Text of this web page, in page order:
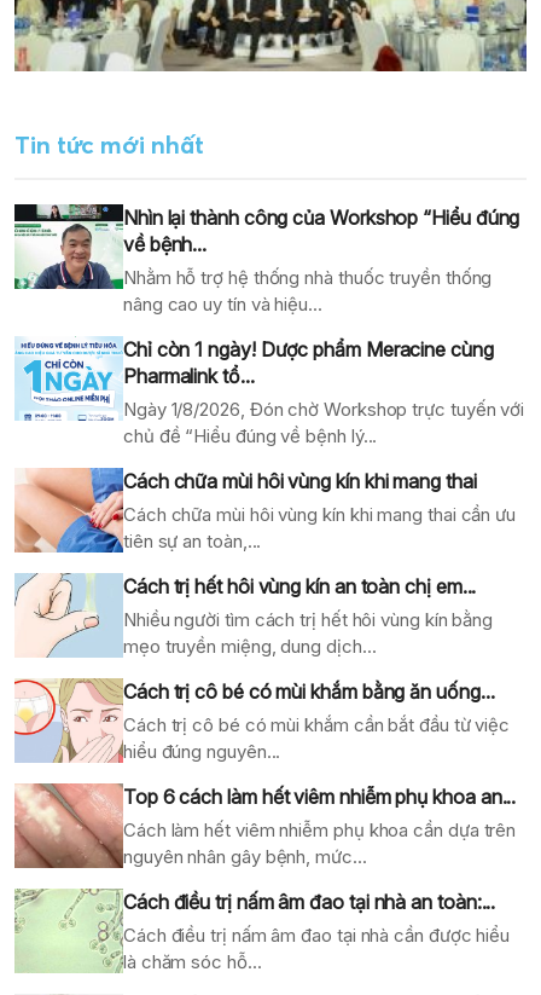
Tin tức mới nhất
Nhìn lại thành công của Workshop “Hiểu đúng
về bệnh...
Nhằm hỗ trợ hệ thống nhà thuốc truyền thống
nâng cao uy tín và hiệu...
Chỉ còn 1 ngày! Dược phẩm Meracine cùng
Pharmalink tổ...
Ngày 1/8/2026, Đón chờ Workshop trực tuyến với
chủ đề “Hiểu đúng về bệnh lý...
Cách chữa mùi hôi vùng kín khi mang thai
Cách chữa mùi hôi vùng kín khi mang thai cần ưu
tiên sự an toàn,...
Cách trị hết hôi vùng kín an toàn chị em...
Nhiều người tìm cách trị hết hôi vùng kín bằng
mẹo truyền miệng, dung dịch...
Cách trị cô bé có mùi khắm bằng ăn uống...
Cách trị cô bé có mùi khắm cần bắt đầu từ việc
hiểu đúng nguyên...
Top 6 cách làm hết viêm nhiễm phụ khoa an...
Cách làm hết viêm nhiễm phụ khoa cần dựa trên
nguyên nhân gây bệnh, mức...
Cách điều trị nấm âm đao tại nhà an toàn:...
Cách điều trị nấm âm đao tại nhà cần được hiểu
là chăm sóc hỗ...